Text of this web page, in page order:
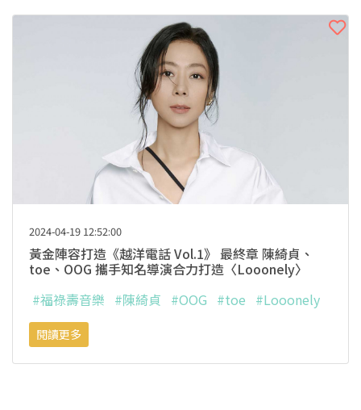
2024-04-19 12:52:00
黃金陣容打造《越洋電話 Vol.1》 最終章 陳綺貞、
toe、OOG 攜手知名導演合力打造〈Looonely〉
#福祿壽音樂 #陳綺貞 #OOG #toe #Looonely
閱讀更多